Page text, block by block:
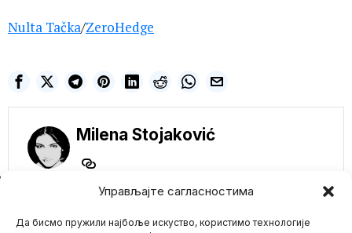
Управљајте сагласностима
Да бисмо пружили најбоље искуство, користимо технологије
Nulta Tačka/ZeroHedge
Milena Stojaković
Elizabete optužen za